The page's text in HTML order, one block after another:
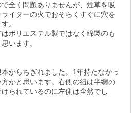
全く問題ありませんが、煙草を吸
イターの火でおそらくすぐに穴を
。
ポリエステル製ではなく綿製のも
います。
からちぎれました。1年持たなかっ
かと思います。右側の紐は半纏の
られているのに左側は全然でし